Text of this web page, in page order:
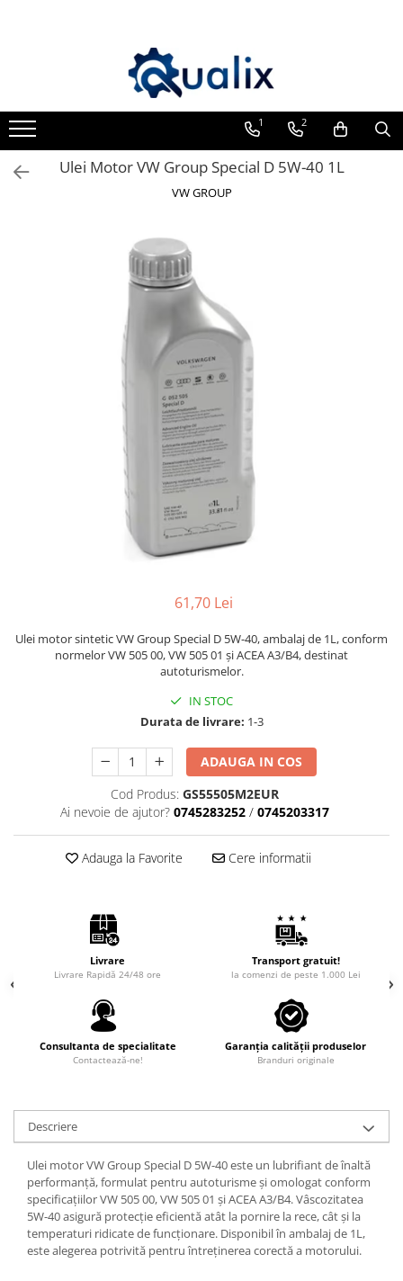
Adblue
Antigel
Solutii Parbriz
Adtitivi combustibil
Soluții de Curățare
Echipamente Service
Compresoare portabile
Restaurare Faruri
Intretinere Auto
Chimice Auto
Etansanti Auto
Solutii curatare componente
Spray frane/ambreiaj
Vaseline si Unsori Auto
Cosmetica Auto
Bureti,Lavete,Accesorii
Intretinere exterior
Odorizante Auto
Siguranta Auto
Kituri siguranta
Ulei Motor
0W12
0W20
1 2
Ulei Motor VW Group Special D 5W-40 1L
VW GROUP
61,70 Lei
Ulei motor sintetic VW Group Special D 5W-40, ambalaj de 1L, conform
normelor VW 505 00, VW 505 01 și ACEA A3/B4, destinat
autoturismelor.
IN STOC
Durata de livrare: 1-3
ADAUGA IN COS
Cod Produs: GS55505M2EUR
Ai nevoie de ajutor? 0745283252 / 0745203317
Adauga la Favorite Cere informatii
Livrare
Livrare Rapidă 24/48 ore
Transport gratuit!
la comenzi de peste 1.000 Lei
Consultanta de specialitate
Contactează-ne!
Garanția calității produselor
Branduri originale
Descriere
Ulei motor VW Group Special D 5W-40 este un lubrifiant de înaltă
performanță, formulat pentru autoturisme și omologat conform
specificațiilor VW 505 00, VW 505 01 și ACEA A3/B4. Vâscozitatea
5W-40 asigură protecție eficientă atât la pornire la rece, cât și la
temperaturi ridicate de funcționare. Disponibil în ambalaj de 1L,
este alegerea potrivită pentru întreținerea corectă a motorului.